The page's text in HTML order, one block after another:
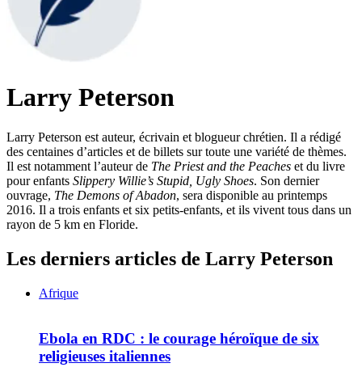
Larry Peterson
Larry Peterson est auteur, écrivain et blogueur chrétien. Il a rédigé
des centaines d’articles et de billets sur toute une variété de thèmes.
Il est notamment l’auteur de The Priest and the Peaches et du livre
pour enfants Slippery Willie’s Stupid, Ugly Shoes. Son dernier
ouvrage, The Demons of Abadon, sera disponible au printemps
2016. Il a trois enfants et six petits-enfants, et ils vivent tous dans un
rayon de 5 km en Floride.
Les derniers articles de Larry Peterson
Afrique
Ebola en RDC : le courage héroïque de six
religieuses italiennes